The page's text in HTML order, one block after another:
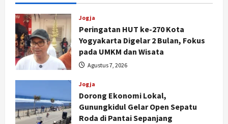
Jogja
Peringatan HUT ke-270 Kota
Yogyakarta Digelar 2 Bulan, Fokus
pada UMKM dan Wisata
Agustus 7, 2026
Jogja
Dorong Ekonomi Lokal,
Gunungkidul Gelar Open Sepatu
Roda di Pantai Sepanjang